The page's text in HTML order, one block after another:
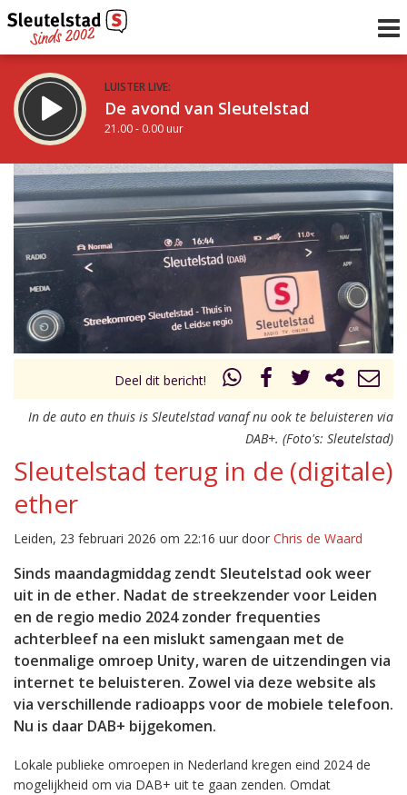
LUISTER LIVE:
De avond van Sleutelstad
21.00 - 0.00 uur
STRAKS:
De nacht van Sleutelstad
0.00 - 6.00 uur
Vorig uur
uur 1 van 0 Volgend uur
Deel dit bericht!
In de auto en thuis is Sleutelstad vanaf nu ook te beluisteren via
DAB+. (Foto's: Sleutelstad)
Sleutelstad terug in de (digitale)
ether
Leiden, 23 februari 2026 om 22:16 uur door Chris de Waard
Sinds maandagmiddag zendt Sleutelstad ook weer
uit in de ether. Nadat de streekzender voor Leiden
en de regio medio 2024 zonder frequenties
achterbleef na een mislukt samengaan met de
toenmalige omroep Unity, waren de uitzendingen via
internet te beluisteren. Zowel via deze website als
via verschillende radioapps voor de mobiele telefoon.
Nu is daar DAB+ bijgekomen.
Lokale publieke omroepen in Nederland kregen eind 2024 de
mogelijkheid om via DAB+ uit te gaan zenden. Omdat